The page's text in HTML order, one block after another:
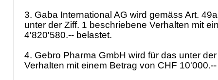
3. Gaba International AG wird gemäss Art.
unter der Ziff. 1 beschriebene Verhalten mit
4'820'580.-- belastet.
4. Gebro Pharma GmbH wird für das unter
Verhalten mit einem Betrag von CHF